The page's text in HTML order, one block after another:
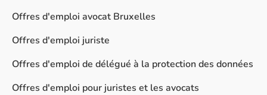
Offres d'emploi avocat Bruxelles
Offres d'emploi juriste
Offres d'emploi de délégué à la protection des données
Offres d'emploi pour juristes et les avocats